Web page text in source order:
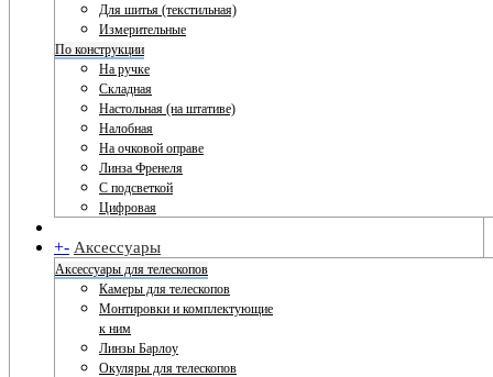
Для шитья (текстильная)
Измерительные
По конструкции
На ручке
Складная
Настольная (на штативе)
Налобная
На очковой оправе
Линза Френеля
С подсветкой
Цифровая
+- Аксессуары
Аксессуары для телескопов
Камеры для телескопов
Монтировки и комплектующие
к ним
Линзы Барлоу
Окуляры для телескопов